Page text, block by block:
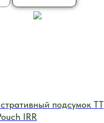
подсумок TT
IRR